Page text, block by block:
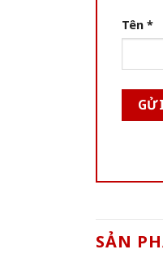
Tên *
SẢN